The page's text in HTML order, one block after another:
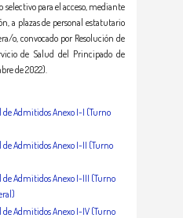
para el acceso, mediante
a plazas de personal estatutario
o, convocado por Resolución de
de Salud del Principado de
de 2022).
de Admitidos Anexo I-I (Turno
de Admitidos Anexo I-II (Turno
de Admitidos Anexo I-III (Turno
de Admitidos Anexo I-IV (Turno